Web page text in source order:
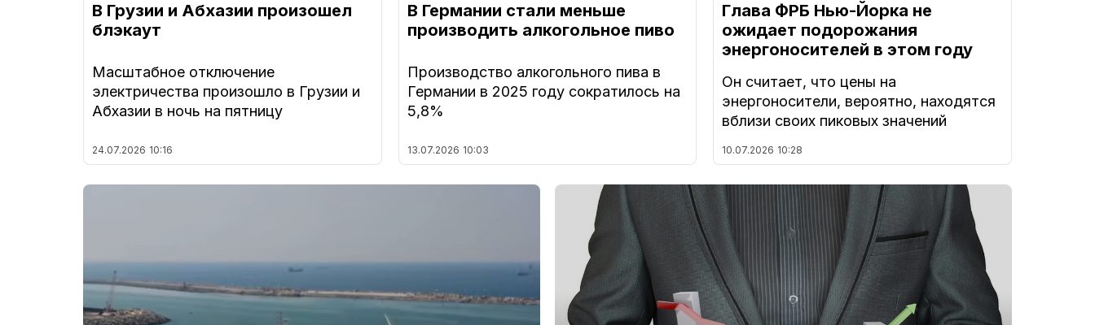
В Грузии и Абхазии произошел
блэкаут
Масштабное отключение
электричества произошло в Грузии и
Абхазии в ночь на пятницу
24.07.2026 10:16
В Германии стали меньше
производить алкогольное пиво
Производство алкогольного пива в
Германии в 2025 году сократилось на
5,8%
13.07.2026 10:03
Глава ФРБ Нью-Йорка не
ожидает подорожания
энергоносителей в этом году
Он считает, что цены на
энергоносители, вероятно, находятся
вблизи своих пиковых значений
10.07.2026 10:28